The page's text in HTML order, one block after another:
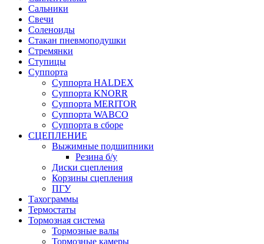
Сальники
Свечи
Соленоиды
Стакан пневмоподушки
Стремянки
Ступицы
Суппорта
Суппорта HALDEX
Суппорта KNORR
Суппорта MERITOR
Суппорта WABCO
Суппорта в сборе
СЦЕПЛЕНИЕ
Выжимные подшипники
Резина б/у
Диски сцепления
Корзины сцепления
ПГУ
Тахограммы
Термостаты
Тормозная система
Тормозные валы
Тормозные камеры